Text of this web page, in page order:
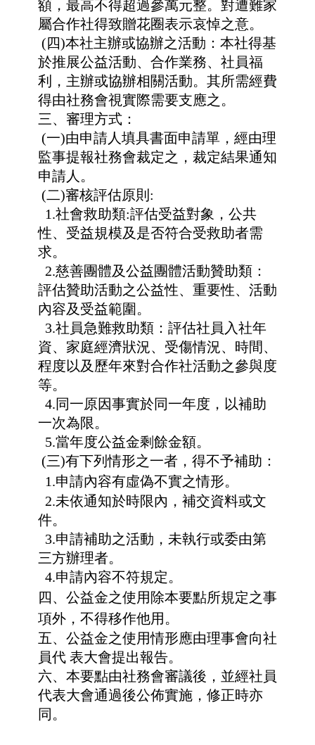
額，最高不得超過參萬元整。對遭難家
屬合作社得致贈花圈表示哀悼之意。
(四)本社主辦或協辦之活動：本社得基
於推展公益活動、合作業務、社員福
利，主辦或協辦相關活動。其所需經費
得由社務會視實際需要支應之。
三、審理方式：
(一)由申請人填具書面申請單，經由理
監事提報社務會裁定之，裁定結果通知
申請人。
(二)審核評估原則:
1.社會救助類:評估受益對象，公共
性、受益規模及是否符合受救助者需
求。
2.慈善團體及公益團體活動贊助類：
評估贊助活動之公益性、重要性、活動
內容及 受益範圍。
3.社員急難救助類：評估社員入社年
資、家庭經濟狀況、受傷情況、時間、
程度以及歷年來對合作社活動之參與度
等。
4.同一原因事實於同一年度，以補助
一次為限。
5.當年度公益金剩餘金額。
(三)有下列情形之一者，得不予補助：
1.申請內容有虛偽不實之情形。
2.未依通知於時限內，補交資料或文
件。
3.申請補助之活動，未執行或委由第
三方辦理者。
4.申請內容不符規定。
四、公益金之使用除本要點所規定之事
項外，不得移作他用。
五、公益金之使用情形應由理事會向社
員代 表大會提出報告。
六、本要點由社務會審議後，並經社員
代表大會通過後公佈實施，修正時亦
同。